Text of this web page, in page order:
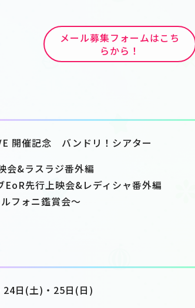
メール募集フォームはこち
らから！
開催記念 バンドリ！シアター
会&ラスラジ番外編
先行上映会&レディシャ番外編
フォニ鑑賞会～
日(土)・25日(日)